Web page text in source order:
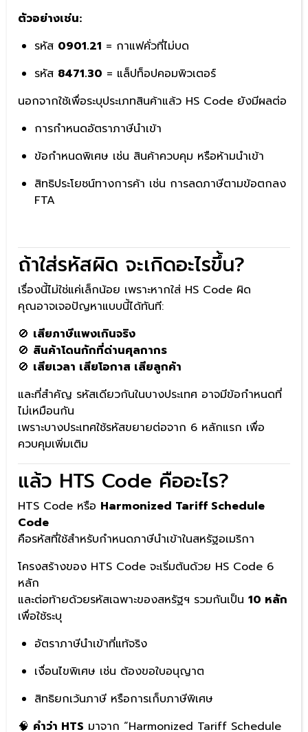
ตัวอย่างเช่น:
รหัส 0901.21 = กาแฟคั่วที่ไม่บด
รหัส 8471.30 = แล็ปท็อปคอมพิวเตอร์
นอกจากใช้เพื่อระบุประเภทสินค้าแล้ว HS Code ยังมีผลต่อ
การกำหนดอัตราภาษีนำเข้า
ข้อกำหนดพิเศษ เช่น สินค้าควบคุม หรือห้ามนำเข้า
สิทธิประโยชน์ทางการค้า เช่น การลดภาษีตามข้อตกลง
FTA
ถ้าใส่รหัสผิด จะเกิดอะไรขึ้น?
เรื่องนี้ไม่ใช่แค่เล็กน้อย เพราะหากใส่ HS Code ผิด
คุณอาจเจอปัญหาแบบนี้ได้ทันที:
🚫 เสียภาษีแพงเกินจริง
🚫 สินค้าโดนกักที่ด่านศุลกากร
🚫 เสียเวลา เสียโอกาส เสียลูกค้า
และที่สำคัญ รหัสเดียวกันในบางประเทศ อาจมีข้อกำหนดที่
ไม่เหมือนกัน
เพราะบางประเทศใช้รหัสขยายต่อจาก 6 หลักแรก เพื่อ
ควบคุมเพิ่มเติม
แล้ว HTS Code คืออะไร?
HTS Code หรือ Harmonized Tariff Schedule
Code
คือรหัสที่ใช้สำหรับกำหนดภาษีนำเข้าในสหรัฐอเมริกา
โครงสร้างของ HTS Code จะเริ่มต้นด้วย HS Code 6
หลัก
และต่อท้ายด้วยรหัสเฉพาะของสหรัฐฯ รวมกันเป็น 10 หลัก
เพื่อใช้ระบุ
อัตราภาษีนำเข้าที่แท้จริง
เงื่อนไขพิเศษ เช่น ต้องขอใบอนุญาต
สิทธิยกเว้นภาษี หรือการเก็บภาษีพิเศษ
🧠 คำว่า HTS มาจาก “Harmonized Tariff Schedule